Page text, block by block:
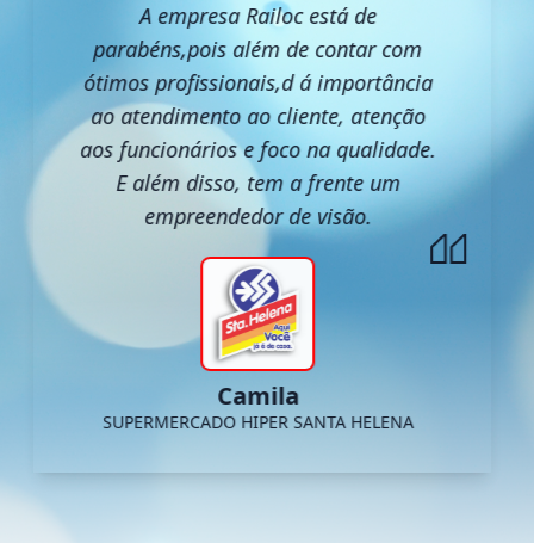
A empresa Railoc está de
parabéns,pois além de contar com
ótimos profissionais,d á importância
ao atendimento ao cliente, atenção
aos funcionários e foco na qualidade.
E além disso, tem a frente um
empreendedor de visão.
Camila
SUPERMERCADO HIPER SANTA HELENA